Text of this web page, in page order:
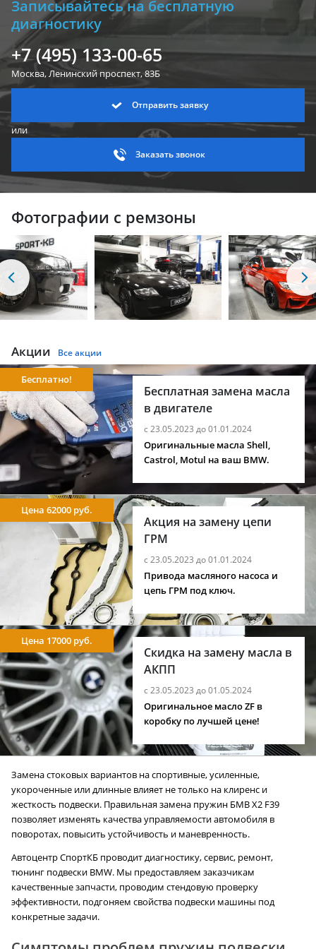
Записывайтесь на бесплатную
диагностику
+7 (495) 133-00-65
Москва, Ленинскийпроспект, 83Б
Отправить заявку
или
Заказать звонок
Фотографии с ремзоны
Акции Все акции
Бесплатная замена масла
в двигателе
с 23.05.2023 до 01.01.2024
Бесплатно!
Оригинальные масла Shell,
Castrol, Motul на ваш BMW.
Акция на замену цепи
ГРМ
с 23.05.2023 до 01.01.2024
Цена 62000 руб.
Привода масляного насоса и
цепь ГРМ под ключ.
Скидка на замену масла в
АКПП
с 23.05.2023 до 01.05.2024
Цена 17000 руб.
Оригинальное масло ZF в
коробку по лучшей цене!
Замена стоковых вариантов на спортивные, усиленные,
укороченные или длинные влияет не только на клиренс и
жесткость подвески. Правильная замена пружин БМВ X2 F39
позволяет изменять качества управляемости автомобиля в
поворотах, повысить устойчивость и маневренность.
Автоцентр СпортКБ проводит диагностику, сервис, ремонт,
тюнинг подвески BMW. Мы предоставляем заказчикам
качественные запчасти, проводим стендовую проверку
эффективности, подгоняем свойства подвески машины под
конкретные задачи.